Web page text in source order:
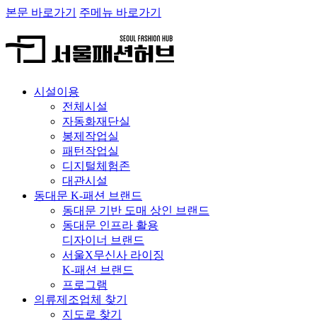
본문 바로가기 주메뉴 바로가기
시설이용
전체시설
자동화재단실
봉제작업실
패턴작업실
디지털체험존
대관시설
동대문 K-패션 브랜드
동대문 기반 도매 상인 브랜드
동대문 인프라 활용
디자이너 브랜드
서울X무신사 라이징
K-패션 브랜드
프로그램
의류제조업체 찾기
지도로 찾기